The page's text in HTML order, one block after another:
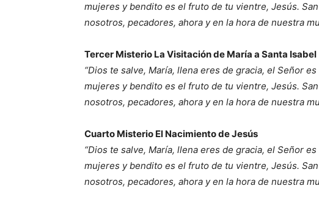
mujeres y bendito es el fruto de tu vientre, Jesús.
nosotros, pecadores, ahora y en la hora de nuestra
Tercer Misterio La Visitación de María a Santa Isabel
“Dios te salve, María, llena eres de gracia, el Señor
mujeres y bendito es el fruto de tu vientre, Jesús.
nosotros, pecadores, ahora y en la hora de nuestra
Cuarto Misterio El Nacimiento de Jesús
“Dios te salve, María, llena eres de gracia, el Señor
mujeres y bendito es el fruto de tu vientre, Jesús.
nosotros, pecadores, ahora y en la hora de nuestra